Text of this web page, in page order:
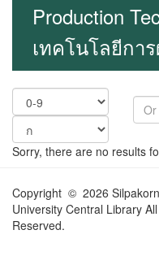
Production
เทคโนโลยีกา
Sorry, there are no results
Copyright © 2026 Silpakorn
University Central Library
Reserved.